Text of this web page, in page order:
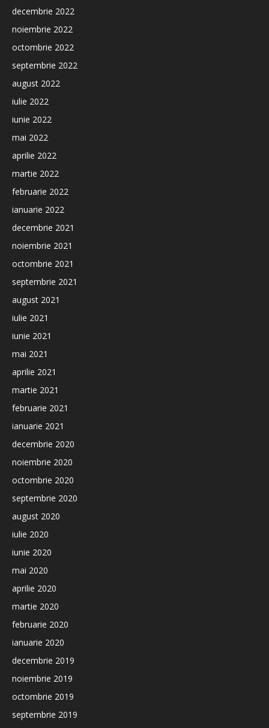
decembrie 2022
noiembrie 2022
octombrie 2022
septembrie 2022
august 2022
iulie 2022
iunie 2022
mai 2022
aprilie 2022
martie 2022
februarie 2022
ianuarie 2022
decembrie 2021
noiembrie 2021
octombrie 2021
septembrie 2021
august 2021
iulie 2021
iunie 2021
mai 2021
aprilie 2021
martie 2021
februarie 2021
ianuarie 2021
decembrie 2020
noiembrie 2020
octombrie 2020
septembrie 2020
august 2020
iulie 2020
iunie 2020
mai 2020
aprilie 2020
martie 2020
februarie 2020
ianuarie 2020
decembrie 2019
noiembrie 2019
octombrie 2019
septembrie 2019